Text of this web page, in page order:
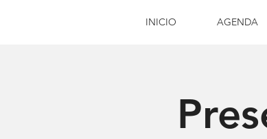
INICIO AGENDA